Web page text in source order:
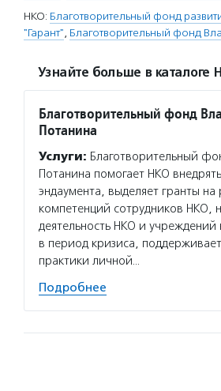
НКО: Благотворительный фонд
"Гарант", Благотворительный фонд
Узнайте больше в каталоге
Благотворительный фонд
Потанина
Услуги: Благотворительный
Потанина помогает НКО
эндаумента, выделяет гранты на
компетенций сотрудников НКО,
деятельность НКО и учреждений
в период кризиса,
практики личной…
Подробнее